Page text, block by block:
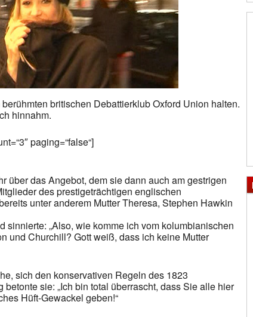
britischen Debattierklub Oxford Union halten.
hinnahm.
paging=“false“]
über das Angebot, dem sie dann auch am gestrigen
des prestigeträchtigen englischen
unter anderem Mutter Theresa, Stephen Hawkin
sinnierte: „Also, wie komme ich vom kolumbianischen
und Churchill? Gott weiß, dass ich keine Mutter
sich den konservativen Regeln des 1823
sie: „Ich bin total überrascht, dass Sie alle hier
Hüft-Gewackel geben!“